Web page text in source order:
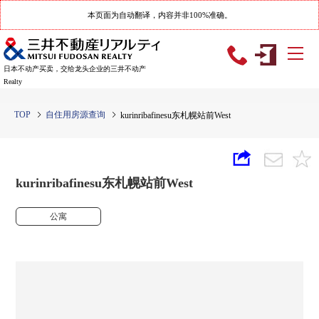
本页面为自动翻译，内容并非100%准确。
日本不动产买卖，交给龙头企业的三井不动产
Realty
TOP 自住用房源查询 kurinribafinesu东札幌站前West
kurinribafinesu东札幌站前West
公寓